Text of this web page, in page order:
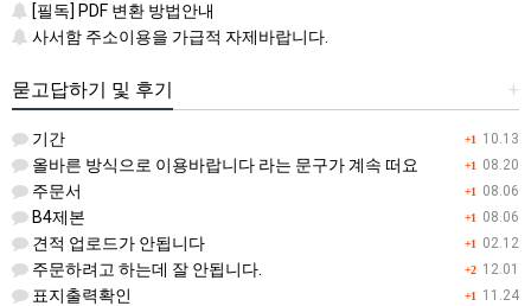
[필독] PDF 변환 방법안내
사서함 주소이용을 가급적 자제바랍니다.
+
묻고답하기 및 후기
+1 10.13
기간
+1 08.20
올바른 방식으로 이용바랍니다 라는 문구가 계속 떠요
+1 08.06
주문서
+1 08.06
B4제본
+1 02.12
견적 업로드가 안됩니다
+2 12.01
주문하려고 하는데 잘 안됩니다.
+1 11.24
표지출력확인